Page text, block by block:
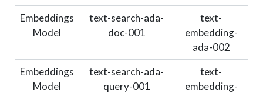
Embeddings
Model
text-search-ada-
doc-001
text-
embedding-
ada-002
Embeddings
Model
text-search-ada-
query-001
text-
embedding-